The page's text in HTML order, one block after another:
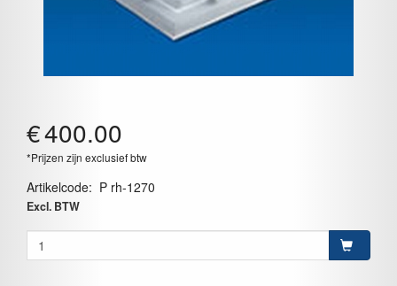
€400.00
*Prijzen zijn exclusief btw
Artikelcode: P rh-1270
Excl. BTW